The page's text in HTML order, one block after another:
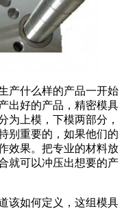
产什么样的产品一开始
出好的产品，精密模具
为上模，下模两部分，
别重要的，如果他们的
效果。把专业的材料放
就可以冲压出想要的产
该如何定义，这组模具